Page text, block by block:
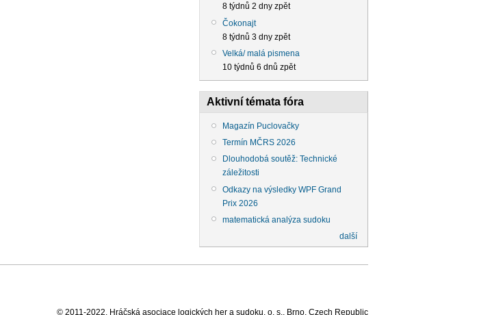
8 týdnů 2 dny zpět
Čokonajt
8 týdnů 3 dny zpět
Velká/ malá pismena
10 týdnů 6 dnů zpět
Aktivní témata fóra
Magazín Puclovačky
Termín MČRS 2026
Dlouhodobá soutěž: Technické
záležitosti
Odkazy na výsledky WPF Grand
Prix 2026
matematická analýza sudoku
další
© 2011-2022, Hráčská asociace logických her a sudoku, o. s., Brno, Czech Republic